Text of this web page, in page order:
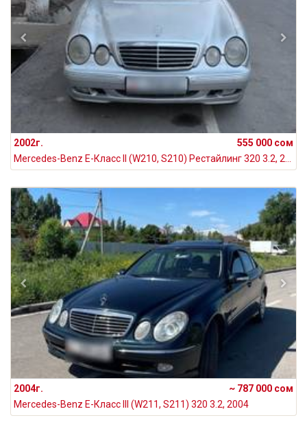
2002г.
555 000 сом
Mercedes-Benz E-Класс II (W210, S210) Рестайлинг 320 3.2, 2002
2004г.
~ 787 000 сом
Mercedes-Benz E-Класс III (W211, S211) 320 3.2, 2004